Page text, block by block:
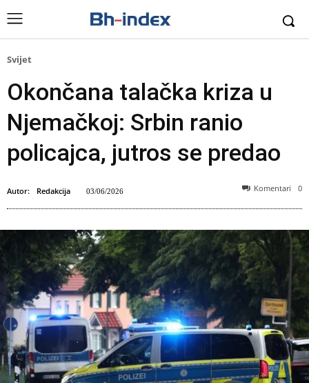
Svijet
Okončana talačka kriza u
Njemačkoj: Srbin ranio
policajca, jutros se predao
Autor: Redakcija 03/06/2026 Komentari 0